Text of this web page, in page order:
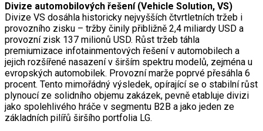
Divize automobilových řešení (Vehicle Solution, VS)
Divize VS dosáhla historicky nejvyšších čtvrtletních tržeb i
provozního zisku – tržby činily přibližně 2,4 miliardy USD a
provozní zisk 137 milionů USD. Růst tržeb táhla
premiumizace infotainmentových řešení v automobilech a
jejich rozšířené nasazení v širším spektru modelů, zejména u
evropských automobilek. Provozní marže poprvé přesáhla 6
procent. Tento mimořádný výsledek, opírající se o stabilní růst
plynoucí ze solidního objemu zakázek, pevně etabluje divizi
jako spolehlivého hráče v segmentu B2B a jako jeden ze
základních pilířů širšího portfolia LG.